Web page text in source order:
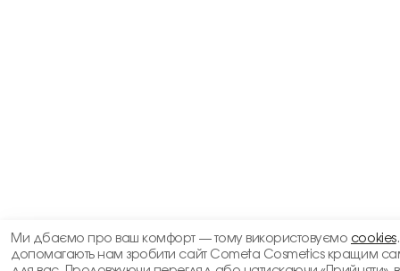
Ми дбаємо про ваш комфорт — тому використовуємо cookies
допомагають нам зробити сайт Cometa Cosmetics кращим